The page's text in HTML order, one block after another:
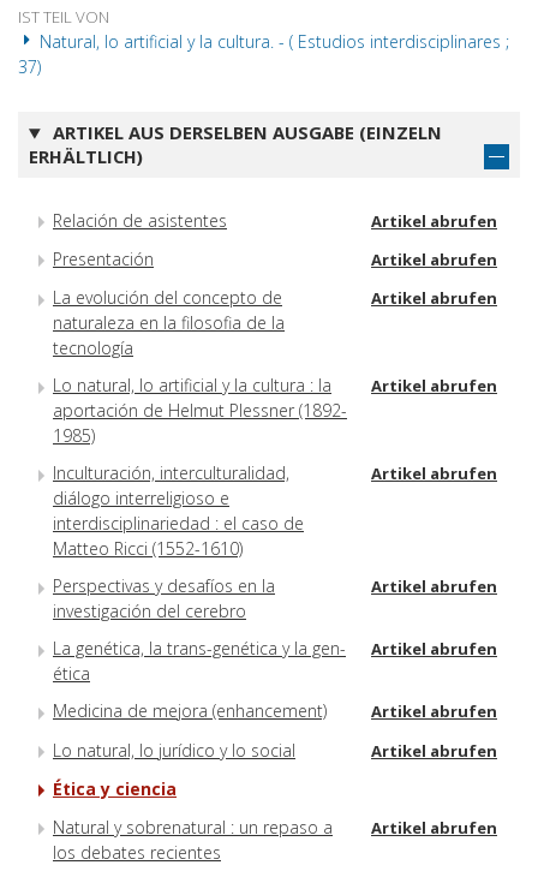
IST TEIL VON
Natural, lo artificial y la cultura. - ( Estudios interdisciplinares ;
37)
ARTIKEL AUS DERSELBEN AUSGABE (EINZELN
ERHÄLTLICH)
Relación de asistentes Artikel abrufen
Presentación Artikel abrufen
La evolución del concepto de
naturaleza en la filosofia de la
tecnología
Artikel abrufen
Lo natural, lo artificial y la cultura : la
aportación de Helmut Plessner (1892-
1985)
Artikel abrufen
Inculturación, interculturalidad,
diálogo interreligioso e
interdisciplinariedad : el caso de
Matteo Ricci (1552-1610)
Artikel abrufen
Perspectivas y desafíos en la
investigación del cerebro
Artikel abrufen
La genética, la trans-genética y la gen-
ética
Artikel abrufen
Medicina de mejora (enhancement) Artikel abrufen
Lo natural, lo jurídico y lo social Artikel abrufen
Ética y ciencia
Natural y sobrenatural : un repaso a
los debates recientes
Artikel abrufen